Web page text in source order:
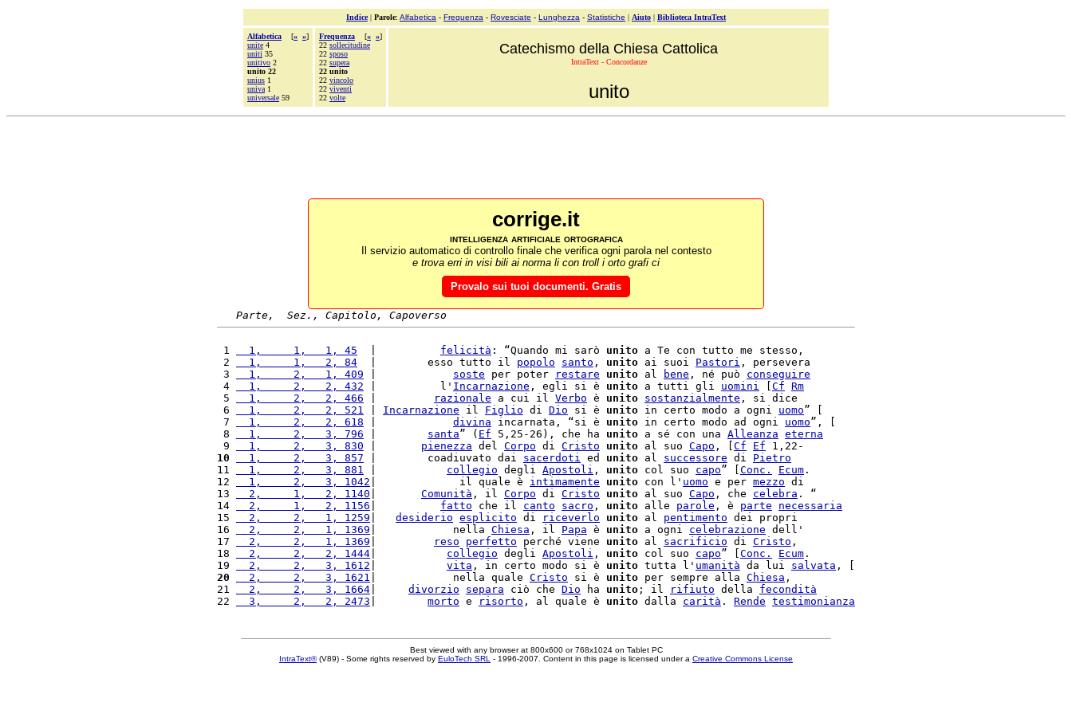
Indice| Parole: Alfabetica - Frequenza - Rovesciate - Lunghezza - Statistiche | Aiuto | Biblioteca IntraText
Alfabetica [« »]
unite 4
uniti 35
unitivo 2
unito 22
unius 1
univa 1
universale 59
Frequenza [« »]
22 sollecitudine
22 sposo
22 supera
22 unito
22 vincolo
22 viventi
22 volte
Catechismo della Chiesa Cattolica
IntraText - Concordanze
unito
corrige.it
intelligenza artificiale ortografica
Il servizio automatico di controllo finale che verifica ogni parola nel contesto
e trova erri in visi bili ai norma li con troll i orto grafi ci
Provalo sui tuoi documenti. Gratis
Parte,  Sez., Capitolo, Capoverso
1
  1,     1,   1, 45
felicità : “Quando mi sarò unito a Te con tutto me stesso,
2
  1,     1,   2, 84
  |        esso tutto il
popolo santo , unito ai suoi Pastori , persevera
3
  1,     2,   1, 409
soste per poter restare unito al bene , né può conseguire
4
  1,     2,   2, 432
|          l' Incarnazione , egli si è unito a tutti gli uomini Cf Rm
5
  1,     2,   2, 466
razionale a cui il Verbo è unito sostanzialmente , si dice
6
  1,     2,   2, 521
Incarnazione il Figlio di Dio si è unito in certo modo a ogni uomo” [
7
  1,     2,   2, 618
divina incarnata, “si è unito in certo modo ad ogni uomo”, [
8
  1,     2,   3, 796
santa” ( Ef 5,25-26), che ha unito a sé con una Alleanza eterna
9
  1,     2,   3, 830
pienezza del Corpo di Cristo unito al suo Capo , [ Cf Ef
10
  1,     2,   3, 857
|        coadiuvato dai sacerdoti ed unito al successore di Pietro
11
  1,     2,   3, 881
collegio degli Apostoli , unito col suo capo” [ Conc. Ecum .
12
  1,     2,   3, 1042
|             il quale è intimamente unito con l' uomo e per mezzo di
13
  2,     1,   2, 1140
Comunità , il Corpo di Cristo unito al suo Capo , che celebra . “
14
  2,     1,   2, 1156
fatto che il canto sacro , unito alle parole , è parte
necessaria
15
  2,     2,   1, 1259
desiderio esplicito di riceverlo unito al pentimento dei propri
16
  2,     2,   1, 1369
|            nella Chiesa , il Papa è unito a ogni celebrazione dell'
17
  2,     2,   1, 1369
reso perfetto perché viene unito al sacrificio di Cristo ,
18
  2,     2,   2, 1444
collegio degli Apostoli , unito col suo capo” [ Conc. Ecum .
19
  2,     2,   3, 1612
vita , in certo modo si è unito tutta l' umanità da lui salvata
20
  2,     2,   3, 1621
|            nella quale Cristo si è unito per sempre alla Chiesa ,
21
  2,     2,   3, 1664
divorzio separa ciò che Dio ha unito ; il rifiuto della fecondità
22
  3,     2,   2, 2473
morto e risorto , al quale è unito dalla carità . Rende testimonianza
Best viewed with any browser at 800x600 or 768x1024 on Tablet PC
IntraText®(V89) - Some rights reserved by EuloTech SRL - 1996-2007. Content in this page is licensed under a Creative Commons License